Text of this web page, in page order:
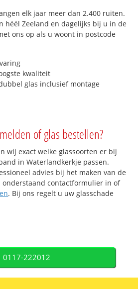
elk jaar meer dan 2.400 ruiten.
héél Zeeland en dagelijks bij u in de
ons op als u woont in postcode
kwaliteit
glas inclusief montage
of glas bestellen?
wij exact welke glassoorten er bij
in Waterlandkerkje passen.
advies bij het maken van de
onderstaand contactformulier in of
. Bij ons regelt u uw glasschade
0117-222012